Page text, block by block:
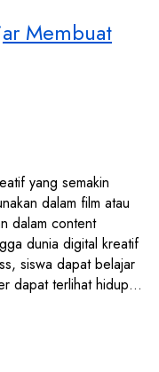
Membuat
yang semakin
dalam film atau
dalam content
dunia digital kreatif
siswa dapat belajar
dapat terlihat hidup…